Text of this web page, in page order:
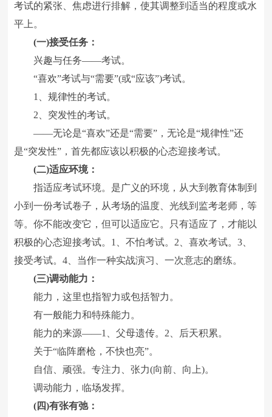
考试的紧张、焦虑进行排解，使其调整到适当的程度或水
平上。
(一)接受任务：
兴趣与任务――考试。
“喜欢”考试与“需要”(或“应该”)考试。
1、规律性的考试。
2、突发性的考试。
――无论是“喜欢”还是“需要”，无论是“规律性”还
是“突发性”，首先都应该以积极的心态迎接考试。
(二)适应环境：
指适应考试环境。是广义的环境，从大到教育体制到
小到一份考试卷子，从考场的温度、光线到监考老师，等
等。你不能改变它，但可以适应它。只有适应了，才能以
积极的心态迎接考试。1、不怕考试。2、喜欢考试。3、
接受考试。4、当作一种实战演习、一次意志的磨练。
(三)调动能力：
能力，这里也指智力或包括智力。
有一般能力和特殊能力。
能力的来源――1、父母遗传。2、后天积累。
关于“临阵磨枪，不快也亮”。
自信、顽强。专注力、张力(向前、向上)。
调动能力，临场发挥。
(四)有张有弛：